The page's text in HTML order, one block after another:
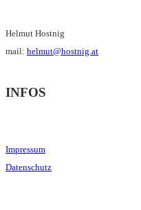
Helmut Hostnig
mail: helmut@hostnig.at
INFOS
Impressum
Datenschutz